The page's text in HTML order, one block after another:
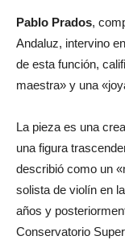
Pablo Prados,
Andaluz, intervino
de esta función,
maestra» y una
La pieza es una
una figura
describió como un
solista de violín en
años y
Conservatorio